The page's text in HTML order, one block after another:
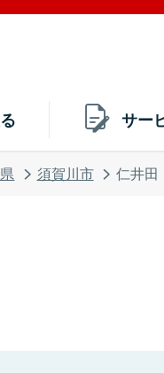
サー
須賀川市 仁井田